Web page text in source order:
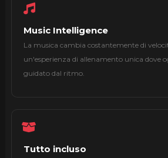
Music Intelligence
La musica cambia costantemente di
un'esperienza di allenamento unica dove
guidato dal ritmo.
Tutto incluso